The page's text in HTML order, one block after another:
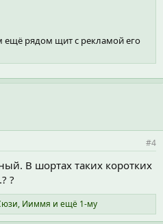
ещё рядом щит с рекламой его
#4
В шортах таких коротких
?
, Ииммя и ещё 1-му